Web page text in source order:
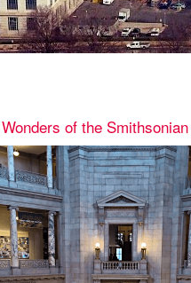
of the